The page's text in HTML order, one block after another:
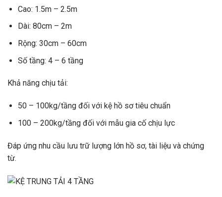
Cao: 1.5m – 2.5m
Dài: 80cm – 2m
Rộng: 30cm – 60cm
Số tầng: 4 – 6 tầng
Khả năng chịu tải:
50 – 100kg/tầng đối với kệ hồ sơ tiêu chuẩn
100 – 200kg/tầng đối với mẫu gia cố chịu lực
Đáp ứng nhu cầu lưu trữ lượng lớn hồ sơ, tài liệu và chứng
từ.